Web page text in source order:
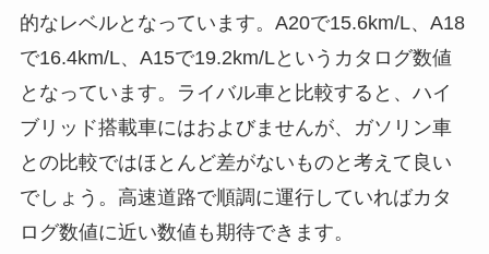
的なレベルとなっています。A20で15.6km/L、A18
で16.4km/L、A15で19.2km/Lというカタログ数値
となっています。ライバル車と比較すると、ハイ
ブリッド搭載車にはおよびませんが、ガソリン車
との比較ではほとんど差がないものと考えて良い
でしょう。高速道路で順調に運行していればカタ
ログ数値に近い数値も期待できます。